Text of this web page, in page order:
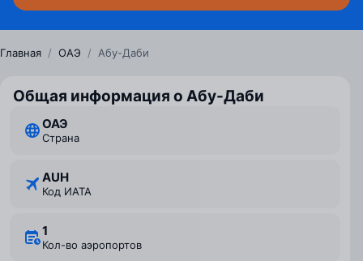
Главная / ОАЭ / Абу-Даби
Общая информация о Абу-Даби
ОАЭ
Страна
AUH
Код ИАТА
1
Кол-во аэропортов